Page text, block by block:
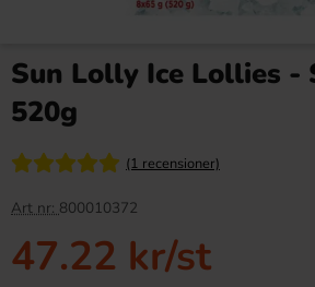
Sun Lolly Ice Lollies
520g
(1 recensioner)
Art nr: 800010372
47.22 kr/st